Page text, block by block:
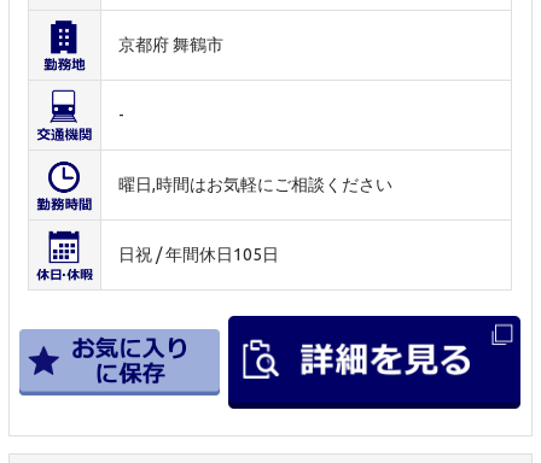
京都府 舞鶴市
-
曜日,時間はお気軽にご相談ください
日祝 / 年間休日105日